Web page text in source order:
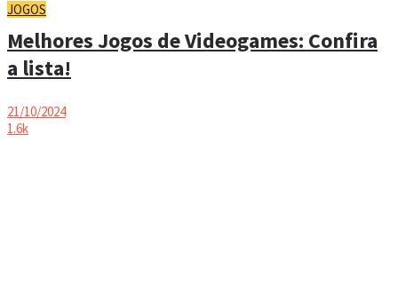
JOGOS
Melhores Jogos de Videogames: Confira
a lista!
21/10/2024
1.6k